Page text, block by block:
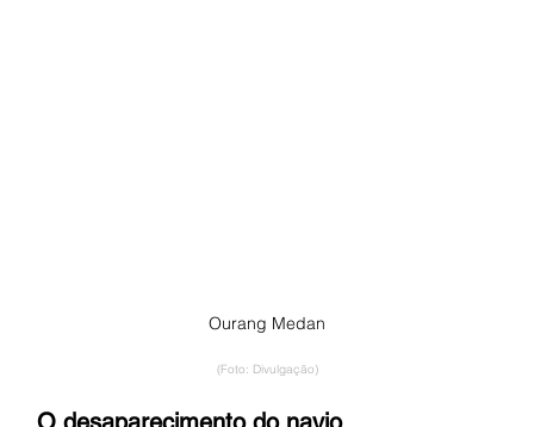
Ourang Medan
(Foto: Divulgação)